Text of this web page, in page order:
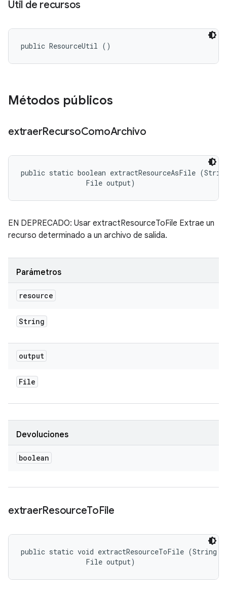
Util de recursos
public ResourceUtil ()
Métodos públicos
extraerRecursoComoArchivo
public static boolean extractResourceAsFile
                File output)
EN DEPRECADO: Usar extractResourceToFile Extrae un
recurso determinado a un archivo de salida.
Parámetros
resource
String
output
File
Devoluciones
boolean
extraerResourceToFile
public static void extractResourceToFile (String
                File output)